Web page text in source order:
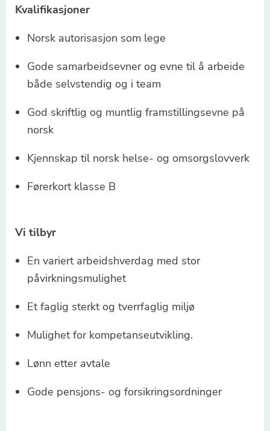
Kvalifikasjoner
Norsk autorisasjon som lege
Gode samarbeidsevner og evne til å arbeide
både selvstendig og i team
God skriftlig og muntlig framstillingsevne på
norsk
Kjennskap til norsk helse- og omsorgslovverk
Førerkort klasse B
Vi tilbyr
En variert arbeidshverdag med stor
påvirkningsmulighet
Et faglig sterkt og tverrfaglig miljø
Mulighet for kompetanseutvikling.
Lønn etter avtale
Gode pensjons- og forsikringsordninger